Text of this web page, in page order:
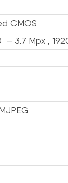
CMOS
3.7 Mpx ,